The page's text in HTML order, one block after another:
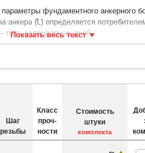
фундаментного анкерного
(L) определяется
пять календарных дней.
гаек ГОСТ 10605-94 (DIN 934),
в мм
мм
L1
Шаг
резьбы
Класс
проч­
ности
Стоимость
штуки
комплекта